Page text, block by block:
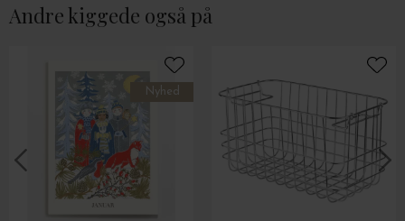
Andre kiggede også på
Nyhed